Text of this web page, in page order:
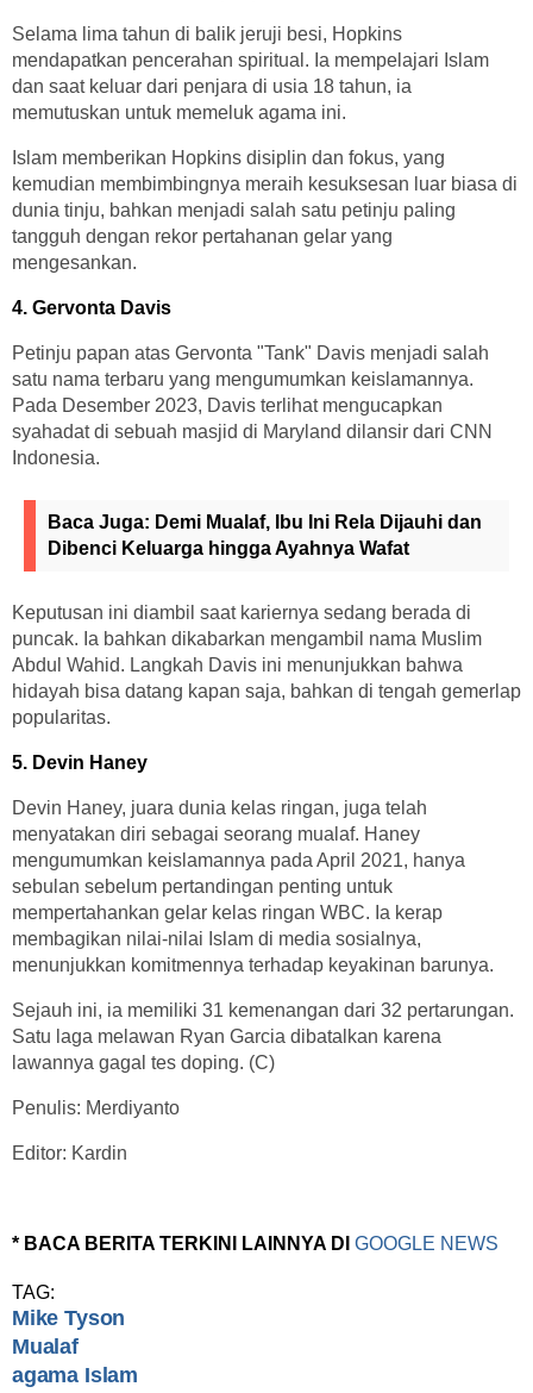
Selama lima tahun di balik jeruji besi, Hopkins
mendapatkan pencerahan spiritual. Ia mempelajari Islam
dan saat keluar dari penjara di usia 18 tahun, ia
memutuskan untuk memeluk agama ini.
Islam memberikan Hopkins disiplin dan fokus, yang
kemudian membimbingnya meraih kesuksesan luar biasa di
dunia tinju, bahkan menjadi salah satu petinju paling
tangguh dengan rekor pertahanan gelar yang
mengesankan.
4. Gervonta Davis
Petinju papan atas Gervonta "Tank" Davis menjadi salah
satu nama terbaru yang mengumumkan keislamannya.
Pada Desember 2023, Davis terlihat mengucapkan
syahadat di sebuah masjid di Maryland dilansir dari CNN
Indonesia.
Baca Juga: Demi Mualaf, Ibu Ini Rela Dijauhi dan
Dibenci Keluarga hingga Ayahnya Wafat
Keputusan ini diambil saat kariernya sedang berada di
puncak. Ia bahkan dikabarkan mengambil nama Muslim
Abdul Wahid. Langkah Davis ini menunjukkan bahwa
hidayah bisa datang kapan saja, bahkan di tengah gemerlap
popularitas.
5. Devin Haney
Devin Haney, juara dunia kelas ringan, juga telah
menyatakan diri sebagai seorang mualaf. Haney
mengumumkan keislamannya pada April 2021, hanya
sebulan sebelum pertandingan penting untuk
mempertahankan gelar kelas ringan WBC. Ia kerap
membagikan nilai-nilai Islam di media sosialnya,
menunjukkan komitmennya terhadap keyakinan barunya.
Sejauh ini, ia memiliki 31 kemenangan dari 32 pertarungan.
Satu laga melawan Ryan Garcia dibatalkan karena
lawannya gagal tes doping. (C)
Penulis: Merdiyanto
Editor: Kardin
* BACA BERITA TERKINI LAINNYA DI GOOGLE NEWS
TAG:
Mike Tyson
Mualaf
agama Islam